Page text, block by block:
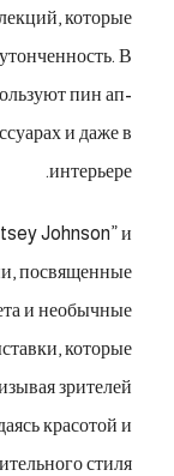
которые
В
пин ап-
и даже в
интерьере.
Johnson” и
посвященные
и необычные
которые
зрителей
красотой и
стиля.